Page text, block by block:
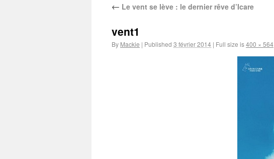
← Le vent se lève : le dernier rêve d’Icare
vent1
By Mackie | Published 3 février 2014 | Full size is400 × 564